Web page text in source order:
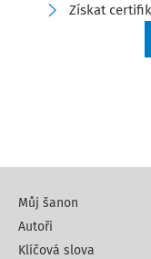
Získat
Můj šanon
Autoři
Klíčová slova